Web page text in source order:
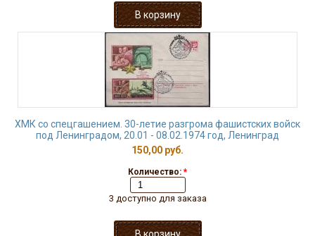
ХМК со спецгашением. 30-летие разгрома фашистских войск
под Ленинградом, 20.01 - 08.02.1974 год, Ленинград
150,00 руб.
Количество: *
3 доступно для заказа